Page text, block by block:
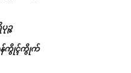
ဇ
န်ကွိုၚ်ကွိုက်